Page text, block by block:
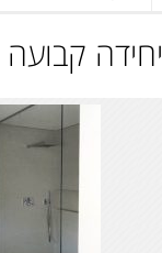
יחידה קבועה